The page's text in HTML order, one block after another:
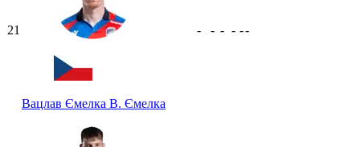
21
Вацлав Ємелка В. Ємелка
- - - - --